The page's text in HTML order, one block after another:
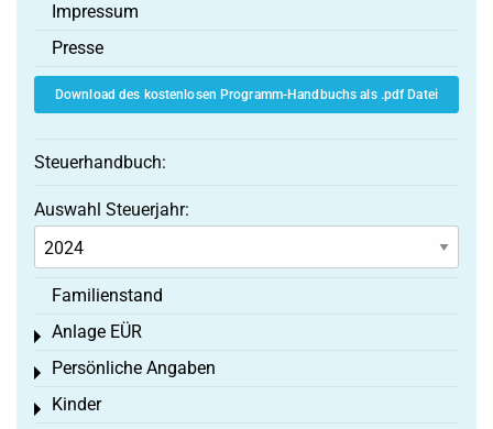
Impressum
Presse
Download des kostenlosen Programm-Handbuchs als .pdf Datei
Steuerhandbuch:
Auswahl Steuerjahr:
Familienstand
Anlage EÜR
Toggle menu
Persönliche Angaben
Toggle menu
Kinder
Toggle menu